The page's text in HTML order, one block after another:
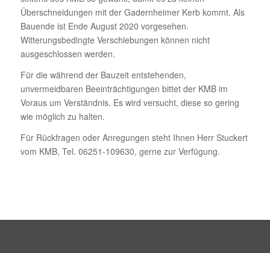
Überschneidungen mit der Gadernheimer Kerb kommt. Als
Bauende ist Ende August 2020 vorgesehen.
Witterungsbedingte Verschiebungen können nicht
ausgeschlossen werden.
Für die während der Bauzeit entstehenden,
unvermeidbaren Beeinträchtigungen bittet der KMB im
Voraus um Verständnis. Es wird versucht, diese so gering
wie möglich zu halten.
Für Rückfragen oder Anregungen steht Ihnen Herr Stuckert
vom KMB, Tel. 06251-109630, gerne zur Verfügung.